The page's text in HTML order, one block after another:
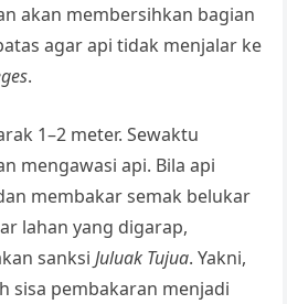
akan membersihkan bagian
agar api tidak menjalar ke
.
1–2 meter. Sewaktu
mengawasi api. Bila api
membakar semak belukar
lahan yang digarap,
sanksiJuluak Tujua. Yakni,
sisa pembakaran menjadi